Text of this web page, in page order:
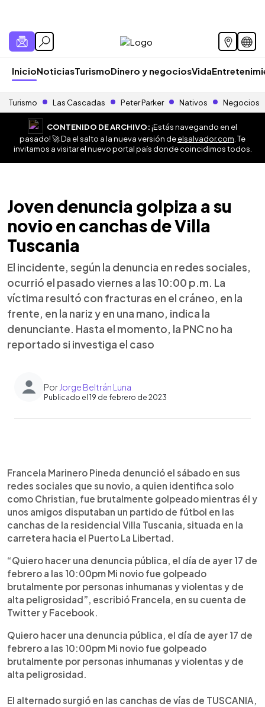
InicioNoticiasTurismoDinero y negociosVida
Turismo Las Cascadas Peter Parker Nativos Negocios
CONTENIDO DE ARCHIVO:¡Estás navegando en el
pasado! 🚀 Da el salto a la nueva versión deelsalvador.com . Te
invitamos a visitar el nuevo portal país donde coincidimos todos.
Joven denuncia golpiza a su
novio en canchas de Villa
Tuscania
El incidente, según la denuncia en redes sociales,
ocurrió el pasado viernes a las 10:00 p.m. La
víctima resultó con fracturas en el cráneo, en la
frente, en la nariz y en una mano, indica la
denunciante. Hasta el momento, la PNC no ha
reportado si investiga el caso
Por Jorge Beltrán Luna
Publicado el 19 de febrero de 2023
► Escuchar artículo
Francela Marinero Pineda denunció el sábado en sus
redes sociales que su novio, a quien identifica solo
como Christian, fue brutalmente golpeado mientras él y
unos amigos disputaban un partido de fútbol en las
canchas de la residencial Villa Tuscania, situada en la
carretera hacia el Puerto La Libertad.
“Quiero hacer una denuncia pública, el día de ayer 17 de
febrero a las 10:00pm Mi novio fue golpeado
brutalmente por personas inhumanas y violentas y de
alta peligrosidad”, escribió Francela, en su cuenta de
Twitter y Facebook.
Quiero hacer una denuncia pública, el día de ayer 17 de
febrero a las 10:00pm Mi novio fue golpeado
brutalmente por personas inhumanas y violentas y de
alta peligrosidad.
El alternado surgió en las canchas de vías de TUSCANIA,